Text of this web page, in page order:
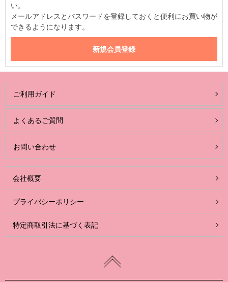
い。
メールアドレスとパスワードを登録しておくと便利にお買い物が
できるようになります。
ご利用ガイド
よくあるご質問
お問い合わせ
会社概要
プライバシーポリシー
特定商取引法に基づく表記